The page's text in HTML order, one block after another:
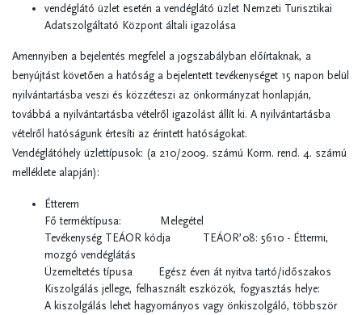
vendéglátó üzlet esetén a vendéglátó üzlet Nemzeti Turisztikai
Adatszolgáltató Központ általi igazolása
Amennyiben a bejelentés megfelel a jogszabályban előírtaknak, a
benyújtást követően a hatóság a bejelentett tevékenységet 15 napon belül
nyilvántartásba veszi és közzéteszi az önkormányzat honlapján,
továbbá a nyilvántartásba vételről igazolást állít ki. A nyilvántartásba
vételről hatóságunk értesíti az érintett hatóságokat.
Vendéglátóhely üzlettípusok: (a 210/2009. számú Korm. rend. 4. számú
melléklete alapján):
Étterem
Fő terméktípusa: Melegétel
Tevékenység TEÁOR kódja TEÁOR’08: 5610 - Éttermi,
mozgó vendéglátás
Üzemeltetés típusa Egész éven át nyitva tartó/időszakos
Kiszolgálás jellege, felhasznált eszközök, fogyasztás helye:
A kiszolgálás lehet hagyományos vagy önkiszolgáló, többször